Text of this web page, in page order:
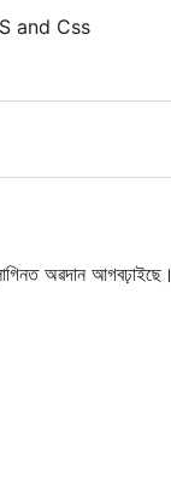
and Css
অৱদান আগবঢ়াইছে।